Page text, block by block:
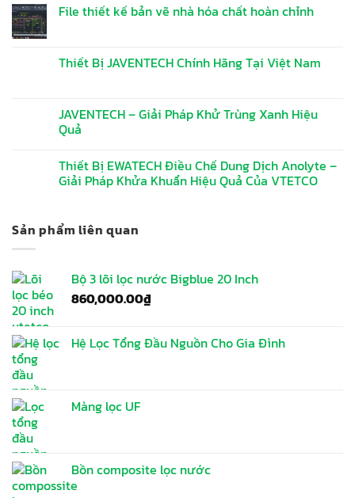
File thiết kế bản vẽ nhà hóa chất hoàn chỉnh
Thiết Bị JAVENTECH Chính Hãng Tại Việt Nam
JAVENTECH – Giải Pháp Khử Trùng Xanh Hiệu
Quả
Thiết Bị EWATECH Điều Chế Dung Dịch Anolyte –
Giải Pháp Khửa Khuẩn Hiệu Quả Của VTETCO
Sản phẩm liên quan
Bộ 3 lõi lọc nước Bigblue 20 Inch
860,000.00₫
Hệ Lọc Tổng Đầu Nguồn Cho Gia Đình
Màng lọc UF
Bồn composite lọc nước